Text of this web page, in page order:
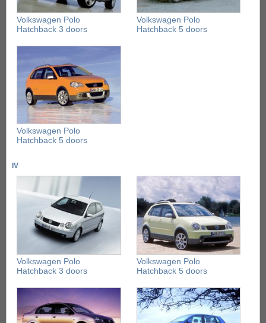
Volkswagen Polo
Hatchback 3 doors
Volkswagen Polo
Hatchback 5 doors
Volkswagen Polo
Hatchback 5 doors
IV
Volkswagen Polo
Hatchback 3 doors
Volkswagen Polo
Hatchback 5 doors